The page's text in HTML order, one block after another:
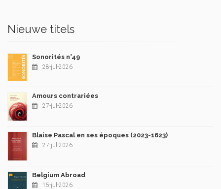
Nieuwe titels
Sonorités n°49
28-jul-2026
Amours contrariées
27-jul-2026
Blaise Pascal en ses époques (2023-1623)
27-jul-2026
Belgium Abroad
15-jul-2026